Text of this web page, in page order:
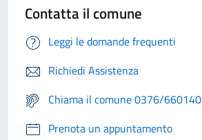
Contatta il comune
Leggi le domande frequenti
Richiedi Assistenza
Chiama il comune 0376/660140
Prenota un appuntamento